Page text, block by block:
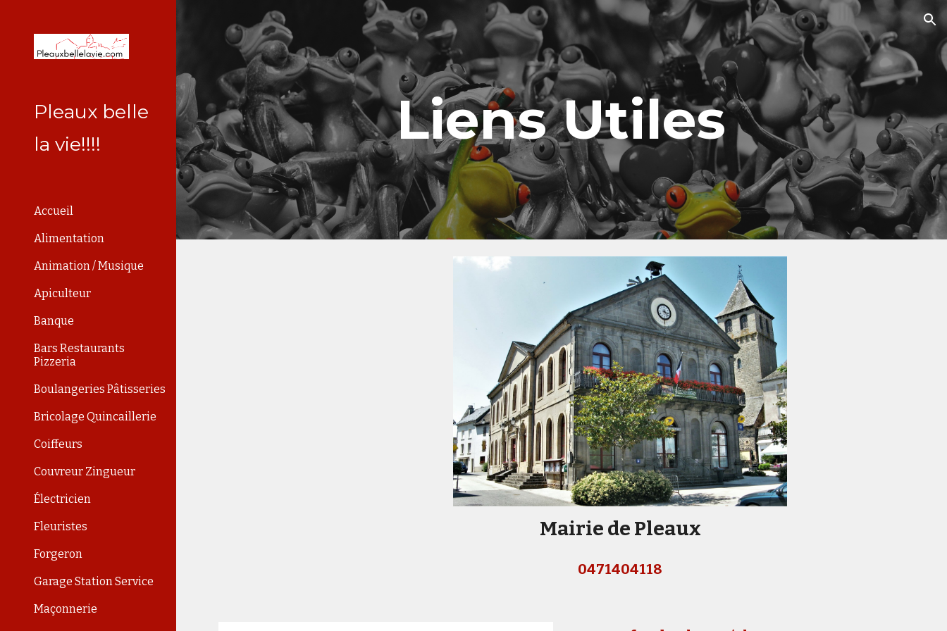
Skip to main content Skip to navigation
Pleaux belle
la vie!!!!
Accueil
Alimentation
Animation / Musique
Apiculteur
Banque
Bars Restaurants
Pizzeria
Boulangeries Pâtisseries
Bricolage Quincaillerie
Coiffeurs
Couvreur Zingueur
Électricien
Fleuristes
Forgeron
Garage Station Service
Maçonnerie
Liens Utiles
Mairie de Pleaux
0471404118